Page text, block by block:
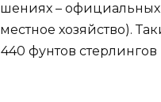
–
хозяйство).
фунтов стерлингов